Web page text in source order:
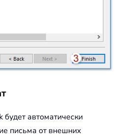
автоматически
письма от внешних